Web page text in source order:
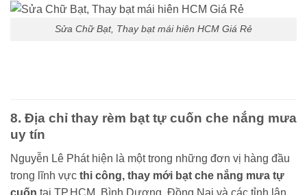
Sửa Chữ Bạt, Thay bạt mái hiên HCM Giá Rẻ
8. Địa chỉ thay rèm bạt tự cuốn che nắng mưa
uy tín
Nguyễn Lê Phát hiện là một trong những đơn vị hàng đầu
trong lĩnh vực thi công, thay mới bạt che nắng mưa tự
cuốn tại TP.HCM, Bình Dương, Đồng Nai và các tỉnh lân